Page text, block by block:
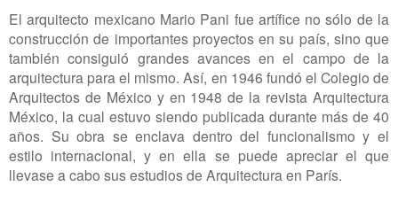
El arquitecto mexicano Mario Pani fue artífice no sólo de la
construcción de importantes proyectos en su país, sino que
también consiguió grandes avances en el campo de la
arquitectura para el mismo. Así, en 1946 fundó el Colegio de
Arquitectos de México y en 1948 de la revista Arquitectura
México, la cual estuvo siendo publicada durante más de 40
años. Su obra se enclava dentro del funcionalismo y el
estilo internacional, y en ella se puede apreciar el que
llevase a cabo sus estudios de Arquitectura en París.